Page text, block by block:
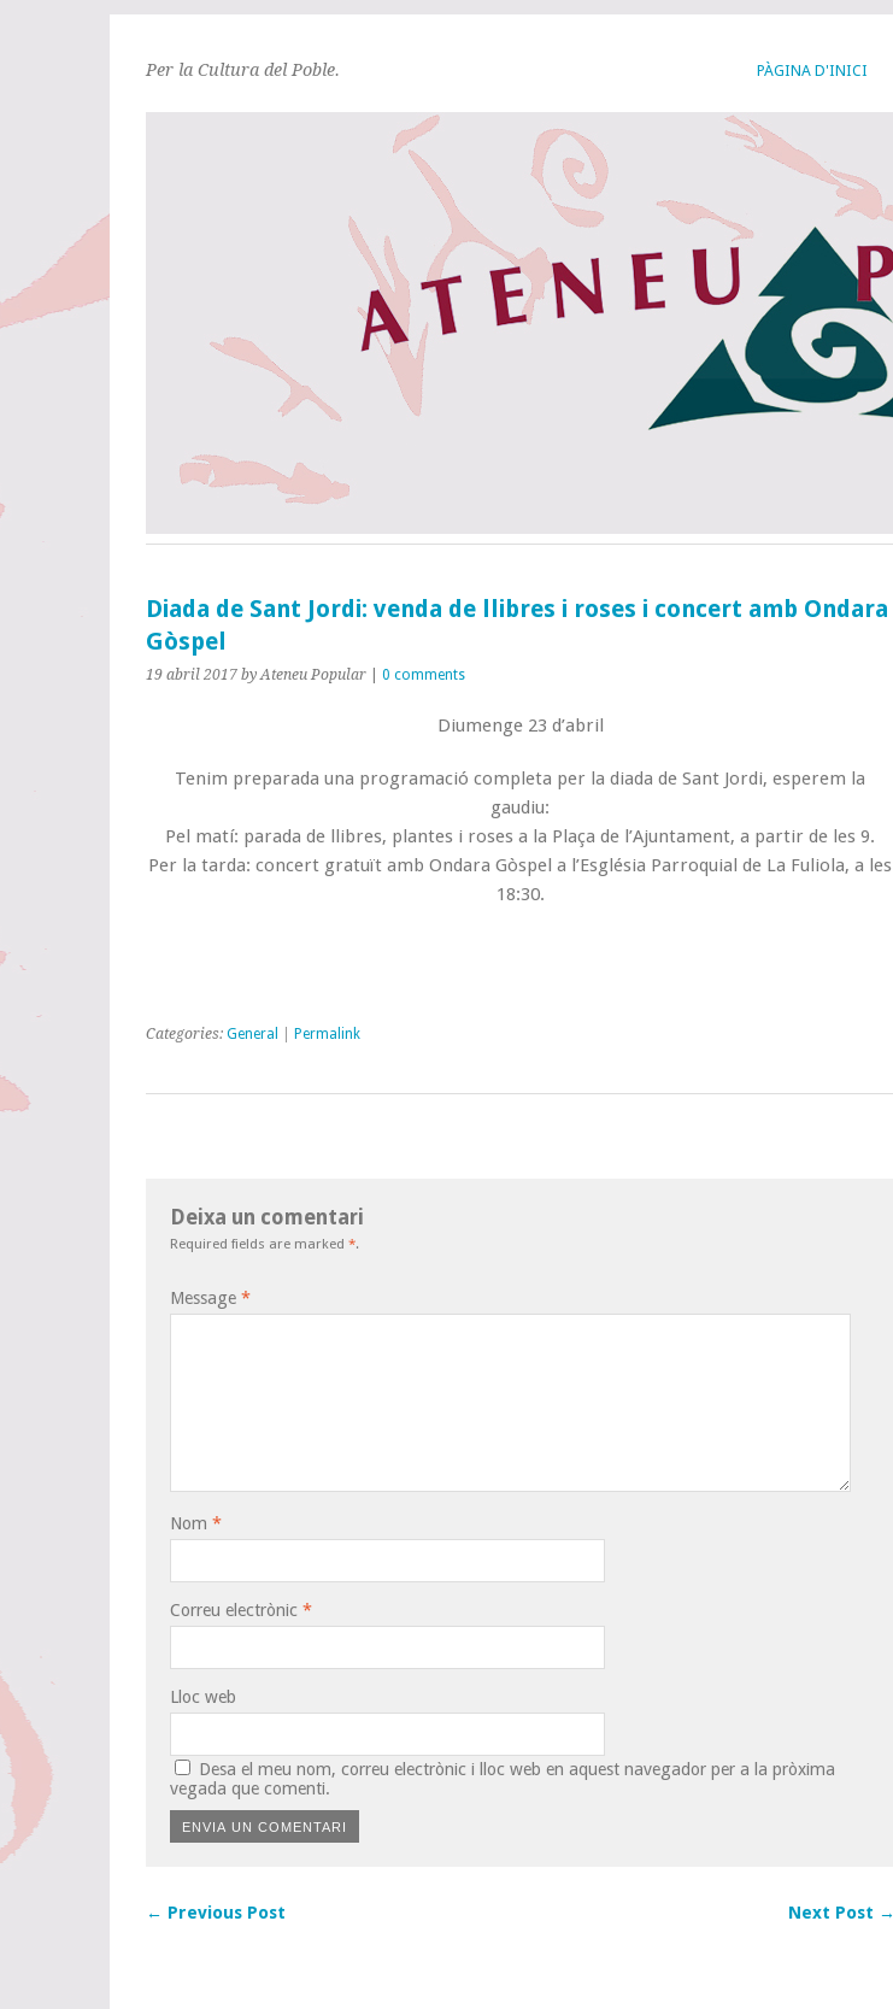
PÀGINA D'INICI
Per la Cultura del Poble.
Diada de Sant Jordi: venda de llibres i roses i concert amb Ondara
Gòspel
19 abril 2017 by Ateneu Popular 0 comments
Diumenge 23 d’abril
Tenim preparada una programació completa per la diada de Sant Jordi, esperem la
gaudiu:
Pel matí: parada de llibres, plantes i roses a la Plaça de l’Ajuntament, a partir de les 9.
Per la tarda: concert gratuït amb Ondara Gòspel a l’Església Parroquial de La Fuliola, a les
18:30.
Categories: General Permalink
Deixa un comentari
Required fields are marked *.
Message *
Nom *
Correu electrònic *
Lloc web
Desa el meu nom, correu electrònic i lloc web en aquest navegador per a la pròxima
vegada que comenti.
← Previous Post Next Post →